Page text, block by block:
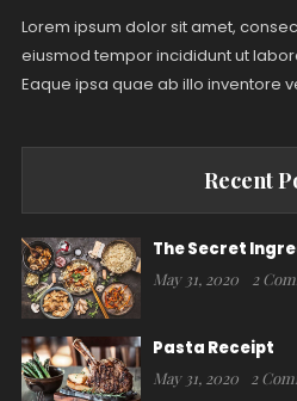
Lorem ipsum dolor sit amet,
eiusmod tempor incididunt ut
Eaque ipsa quae ab illo inventore
Recent
The Secret
May 31, 2020 2
Pasta Receipt
May 31, 2020 2